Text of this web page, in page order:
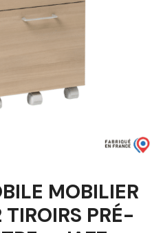
MOBILIER
TIROIRS PRÉ-